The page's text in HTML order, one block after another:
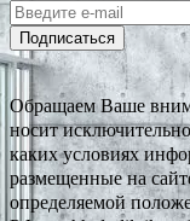
Подписаться
Обращаем Ваше
носит
каких условиях
размещенные на
определяемой